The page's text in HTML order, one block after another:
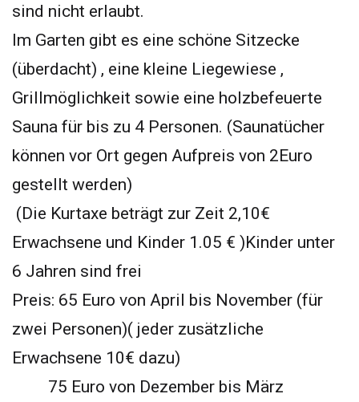
sind nicht erlaubt.
Im Garten gibt es eine schöne Sitzecke
(überdacht) , eine kleine Liegewiese ,
Grillmöglichkeit sowie eine holzbefeuerte
Sauna für bis zu 4 Personen. (Saunatücher
können vor Ort gegen Aufpreis von 2Euro
gestellt werden)
(Die Kurtaxe beträgt zur Zeit 2,10€
Erwachsene und Kinder 1.05 € )Kinder unter
6 Jahren sind frei
Preis: 65 Euro von April bis November (für
zwei Personen)( jeder zusätzliche
Erwachsene 10€ dazu)
75 Euro von Dezember bis März